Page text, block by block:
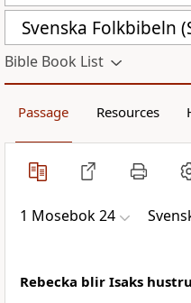
Svenska Folkbibeln
Bible Book List
Passage Resources
1 Mosebok 24
Rebecka blir Isaks hustru